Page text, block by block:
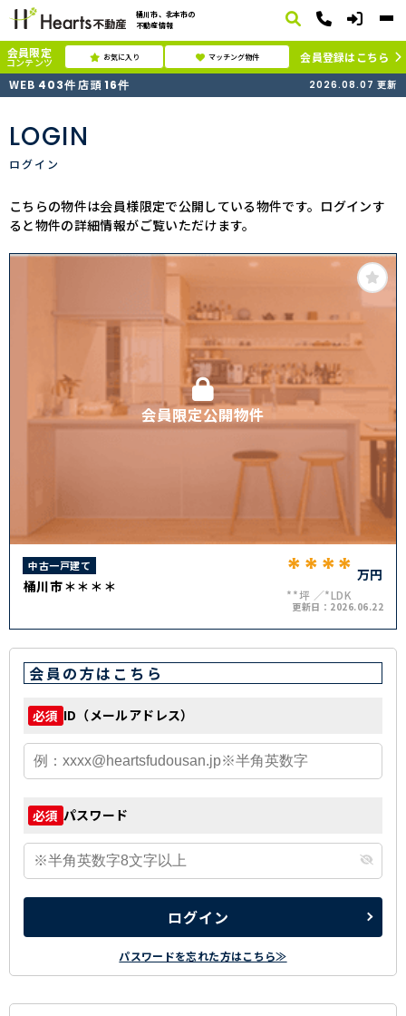
桶川市、北本市の
不動産情報
会員限定
コンテンツ お気に入り マッチング物件
会員登録はこちら
WEB 403件 店頭16件 2026.08.07 更新
LOGIN
ログイン
こちらの物件は会員様限定で公開している物件です。ログインす
ると物件の詳細情報がご覧いただけます。
会員限定公開物件
中古一戸建て
桶川市＊＊＊＊ **** 万円
**坪 *LDK
更新日： 2026.06.22
会員の方はこちら
必須 ID（メールアドレス）
必須 パスワード
ログイン
パスワードを忘れた方はこちら≫